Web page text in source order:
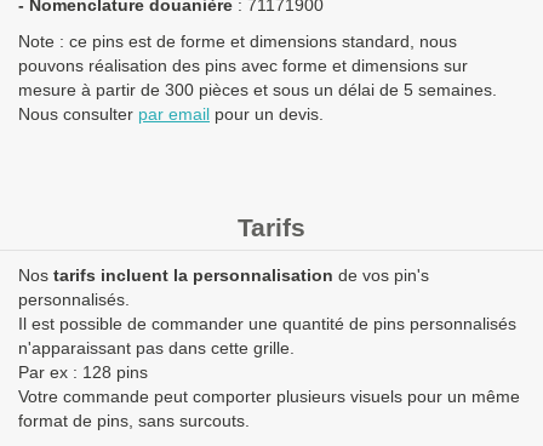
- Nomenclature douanière : 71171900
Note : ce pins est de forme et dimensions standard, nous
pouvons réalisation des pins avec forme et dimensions sur
mesure à partir de 300 pièces et sous un délai de 5 semaines.
Nous consulter par email pour un devis.
Tarifs
Nos tarifs incluent la personnalisation de vos pin's
personnalisés.
Il est possible de commander une quantité de pins personnalisés
n'apparaissant pas dans cette grille.
Par ex : 128 pins
Votre commande peut comporter plusieurs visuels pour un même
format de pins, sans surcouts.